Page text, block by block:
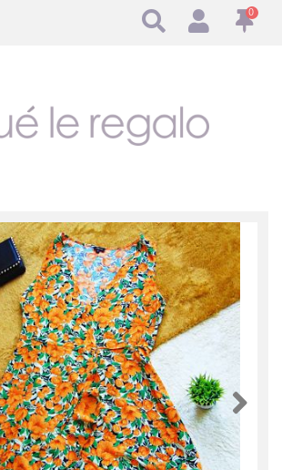
0